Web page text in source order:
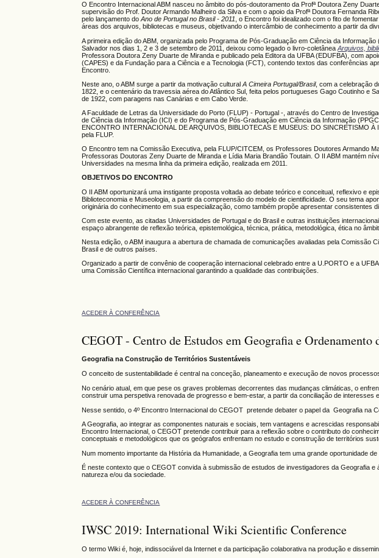
O Encontro Internacional ABM nasceu no âmbito do pós-doutoramento da Profª Doutora Zeny
supervisão do Prof. Doutor Armando Malheiro da Silva e com o apoio da Profª Doutora Fernanda
pelo lançamento doAno de Portugal no Brasil - 2011, o Encontro foi idealizado com o fito de
áreas dos arquivos, bibliotecas e museus, objetivando o intercâmbio de conhecimento a partir da
A primeira edição do ABM, organizada pelo Programa de Pós-Graduação em Ciência da
Salvador nos dias 1, 2 e 3 de setembro de 2011, deixou como legado o livro-coletâneaArquivos,
Professora Doutora Zeny Duarte de Miranda e publicado pela Editora da UFBA (EDUFBA), com
(CAPES) e da Fundação para a Ciência e a Tecnologia (FCT), contendo textos das conferências
Encontro.
Neste ano, o ABM surge a partir da motivação culturalA Cimeira Portugal/Brasil, com a celebração
1822, e o centenário da travessia aérea do Atlântico Sul, feita pelos portugueses Gago Coutinho e
de 1922, com paragens nas Canárias e em Cabo Verde.
A Faculdade de Letras da Universidade do Porto (FLUP) - Portugal -, através do Centro de
de Ciência da Informação (ICI) e do Programa de Pós-Graduação em Ciência da Informação
ENCONTRO INTERNACIONAL DE ARQUIVOS, BIBLIOTECAS E MUSEUS: DO SINCRETISMO
pela FLUP.
O Encontro tem na Comissão Executiva, pela FLUP/CITCEM, os Professores Doutores Armando
Professoras Doutoras Zeny Duarte de Miranda e Lídia Maria Brandão Toutain. O II ABM mantém
Universidades na mesma linha da primeira edição, realizada em 2011.
OBJETIVOS DO ENCONTRO
O II ABM oportunizará uma instigante proposta voltada ao debate teórico e conceitual, reflexivo e
Biblioteconomia e Museologia, a partir da compreensão do modelo de cientificidade. O seu tema
originária do conhecimento em sua especialização, como também propõe apresentar consistentes
Com este evento, as citadas Universidades de Portugal e do Brasil e outras instituições
espaço abrangente de reflexão teórica, epistemológica, técnica, prática, metodológica, ética no
Nesta edição, o ABM inaugura a abertura de chamada de comunicações avaliadas pela Comissão
Brasil e de outros países.
Organizado a partir de convênio de cooperação internacional celebrado entre a U.PORTO e a
uma Comissão Científica internacional garantindo a qualidade das contribuições.
ACEDER À CONFERÊNCIA
CEGOT - Centro de Estudos em Geografia e
Geografia na Construção de Territórios Sustentáveis
O conceito de sustentabilidade é central na conceção, planeamento e execução de novos
​No cenário atual, em que pese os graves problemas decorrentes das mudanças climáticas, o
construir uma perspetiva renovada de progresso e bem-estar, a partir da conciliação de interesses
Nesse sentido, o 4º Encontro Internacional do CEGOT pretende debater o papel da Geografia na
A Geografia, ao integrar as componentes naturais e sociais, tem vantagens e acrescidas
Encontro Internacional, o CEGOT pretende contribuir para a reflexão sobre o contributo do
conceptuais e metodológicos que os geógrafos enfrentam no estudo e construção de territórios
Num momento importante da História da Humanidade, a Geografia tem uma grande oportunidade
É neste contexto que o CEGOT convida à submissão de estudos de investigadores da Geografia
natureza e/ou da sociedade.
ACEDER À CONFERÊNCIA
IWSC 2019: International Wiki Scientific Conference
O termo Wiki é, hoje, indissociável da Internet e da participação colaborativa na produção e